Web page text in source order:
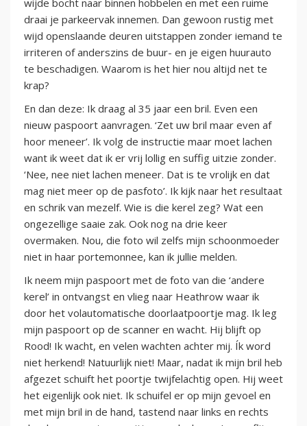
wijde bocht naar binnen hobbelen en met een ruime
draai je parkeervak innemen. Dan gewoon rustig met
wijd openslaande deuren uitstappen zonder iemand te
irriteren of anderszins de buur- en je eigen huurauto
te beschadigen. Waarom is het hier nou altijd net te
krap?
En dan deze: Ik draag al 35 jaar een bril. Even een
nieuw paspoort aanvragen. ‘Zet uw bril maar even af
hoor meneer’. Ik volg de instructie maar moet lachen
want ik weet dat ik er vrij lollig en suffig uitzie zonder.
‘Nee, nee niet lachen meneer. Dat is te vrolijk en dat
mag niet meer op de pasfoto’. Ik kijk naar het resultaat
en schrik van mezelf. Wie is die kerel zeg? Wat een
ongezellige saaie zak. Ook nog na drie keer
overmaken. Nou, die foto wil zelfs mijn schoonmoeder
niet in haar portemonnee, kan ik jullie melden.
Ik neem mijn paspoort met de foto van die ‘andere
kerel’ in ontvangst en vlieg naar Heathrow waar ik
door het volautomatische doorlaatpoortje mag. Ik leg
mijn paspoort op de scanner en wacht. Hij blijft op
Rood! Ik wacht, en velen wachten achter mij. Ík word
niet herkend! Natuurlijk niet! Maar, nadat ik mijn bril heb
afgezet schuift het poortje twijfelachtig open. Hij weet
het eigenlijk ook niet. Ik schuifel er op mijn gevoel en
met mijn bril in de hand, tastend naar links en rechts